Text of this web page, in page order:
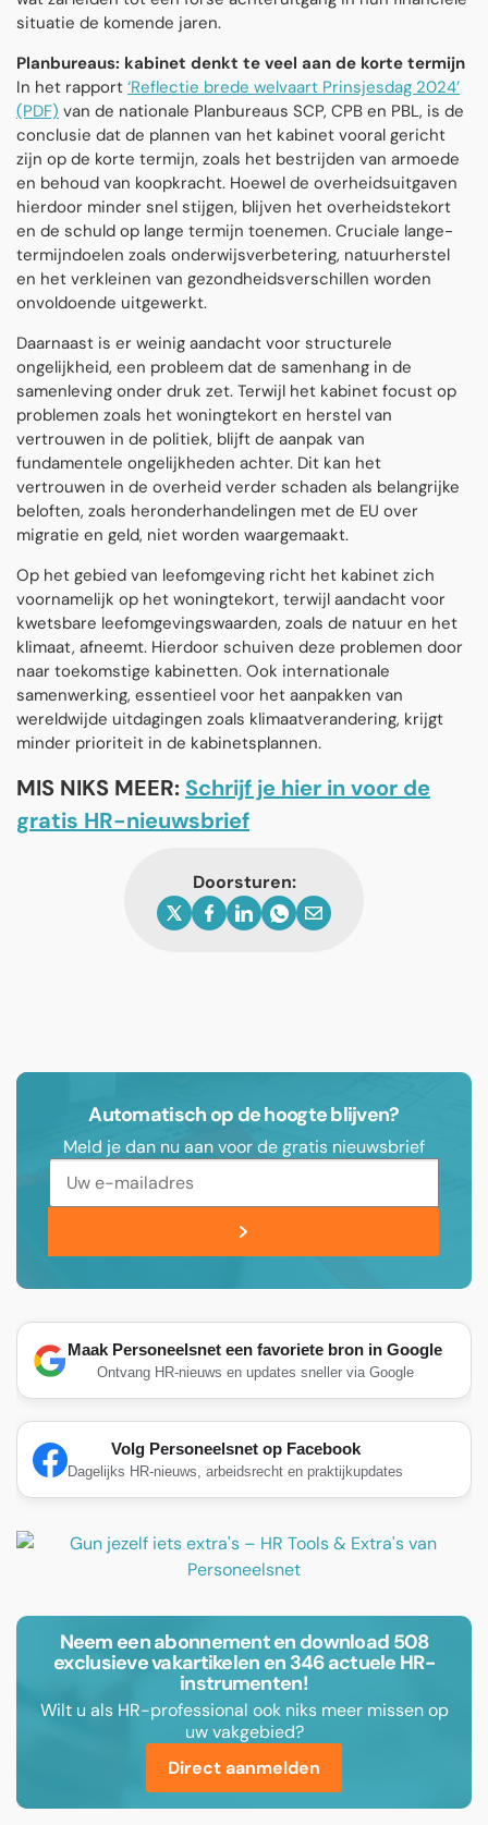
situatie de komende jaren.
Planbureaus: kabinet denkt te veel aan de korte termijn
In het rapport ‘Reflectie brede welvaart Prinsjesdag 2024’
(PDF) van de nationale Planbureaus SCP, CPB en PBL, is de
conclusie dat de plannen van het kabinet vooral gericht
zijn op de korte termijn, zoals het bestrijden van armoede
en behoud van koopkracht. Hoewel de overheidsuitgaven
hierdoor minder snel stijgen, blijven het overheidstekort
en de schuld op lange termijn toenemen. Cruciale lange-
termijndoelen zoals onderwijsverbetering, natuurherstel
en het verkleinen van gezondheidsverschillen worden
onvoldoende uitgewerkt.
Daarnaast is er weinig aandacht voor structurele
ongelijkheid, een probleem dat de samenhang in de
samenleving onder druk zet. Terwijl het kabinet focust op
problemen zoals het woningtekort en herstel van
vertrouwen in de politiek, blijft de aanpak van
fundamentele ongelijkheden achter. Dit kan het
vertrouwen in de overheid verder schaden als belangrijke
beloften, zoals heronderhandelingen met de EU over
migratie en geld, niet worden waargemaakt.
Op het gebied van leefomgeving richt het kabinet zich
voornamelijk op het woningtekort, terwijl aandacht voor
kwetsbare leefomgevingswaarden, zoals de natuur en het
klimaat, afneemt. Hierdoor schuiven deze problemen door
naar toekomstige kabinetten. Ook internationale
samenwerking, essentieel voor het aanpakken van
wereldwijde uitdagingen zoals klimaatverandering, krijgt
minder prioriteit in de kabinetsplannen.
MIS NIKS MEER: Schrijf je hier in voor de
gratis HR-nieuwsbrief
Doorsturen:
Automatisch op de hoogte blijven?
Meld je dan nu aan voor de gratis nieuwsbrief
Maak Personeelsnet een favoriete bron in Google
Ontvang HR-nieuws en updates sneller via Google
Volg Personeelsnet op Facebook
Dagelijks HR-nieuws, arbeidsrecht en praktijkupdates
Neem een abonnement en download 508
exclusieve vakartikelen en 346 actuele HR-
instrumenten!
Wilt u als HR-professional ook niks meer missen op
uw vakgebied?
Direct aanmelden